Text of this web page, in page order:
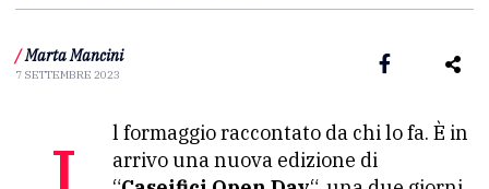
/ Marta Mancini
7 SETTEMBRE 2023
arrivo una nuova edizione di